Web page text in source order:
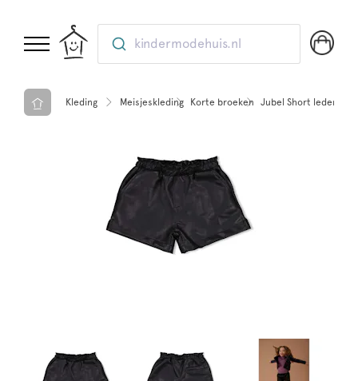
kindermodehuis.nl
Kleding Meisjeskleding Korte broeken Jubel Short lederlook